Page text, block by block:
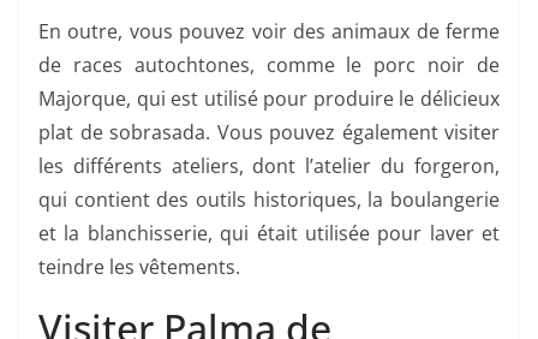
En outre, vous pouvez voir des animaux de ferme
de races autochtones, comme le porc noir de
Majorque, qui est utilisé pour produire le délicieux
plat de sobrasada. Vous pouvez également visiter
les différents ateliers, dont l’atelier du forgeron,
qui contient des outils historiques, la boulangerie
et la blanchisserie, qui était utilisée pour laver et
teindre les vêtements.
Visiter Palma de